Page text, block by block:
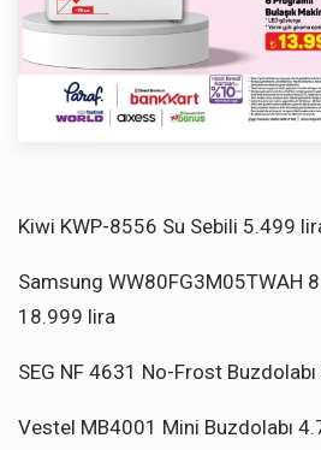
Kiwi KWP-8556 Su Sebili 5.499
Samsung WW80FG3M05TWAH
18.999 lira
SEG NF 4631 No-Frost
Vestel MB4001 Mini Buzdolabı